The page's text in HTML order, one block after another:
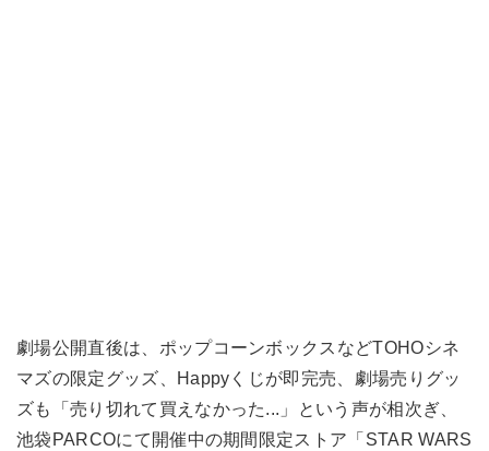
劇場公開直後は、ポップコーンボックスなどTOHOシネ
マズの限定グッズ、Happyくじが即完売、劇場売りグッ
ズも「売り切れて買えなかった...」という声が相次ぎ、
池袋PARCOにて開催中の期間限定ストア「STAR WARS